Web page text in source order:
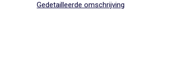
Gedetailleerde omschrijving